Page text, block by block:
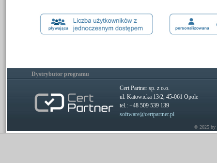
Dystrybutor programu
Cert Partner sp. z o.o.
ul. Katowicka 13/2, 45-061 Opole
tel.: +48 509 539 139
software@certpartner.pl
© 2025 by